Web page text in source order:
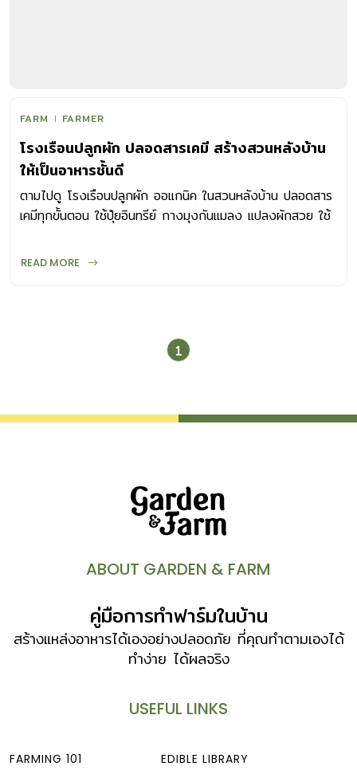
FARM FARMER
โรงเรือนปลูกผัก ปลอดสารเคมี สร้างสวนหลังบ้าน
ให้เป็นอาหารชั้นดี
ตามไปดู โรงเรือนปลูกผัก ออแกนิค ในสวนหลังบ้าน ปลอดสาร
เคมีทุกขั้นตอน ใช้ปุ๋ยอินทรีย์ กางมุงกันแมลง แปลงผักสวย ใช้
READ MORE
1
ABOUT GARDEN & FARM
คู่มือการทำฟาร์มในบ้าน
สร้างแหล่งอาหารได้เองอย่างปลอดภัย ที่คุณทำตามเองได้
ทำง่าย ได้ผลจริง
USEFUL LINKS
FARMING 101
EDIBLE LIBRARY